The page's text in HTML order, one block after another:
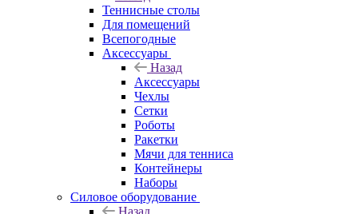
Теннисные столы
Для помещений
Всепогодные
Аксессуары
Назад
Аксессуары
Чехлы
Сетки
Роботы
Ракетки
Мячи для тенниса
Контейнеры
Наборы
Силовое оборудование
Назад